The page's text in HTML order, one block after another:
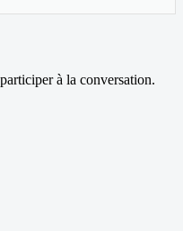
à la conversation.